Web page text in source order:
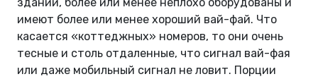
имеют более или менее хороший вай-фай. Что
касается «коттеджных» номеров, то они очень
тесные и столь отдаленные, что сигнал вай-фая
или даже мобильный сигнал не ловит. Порции